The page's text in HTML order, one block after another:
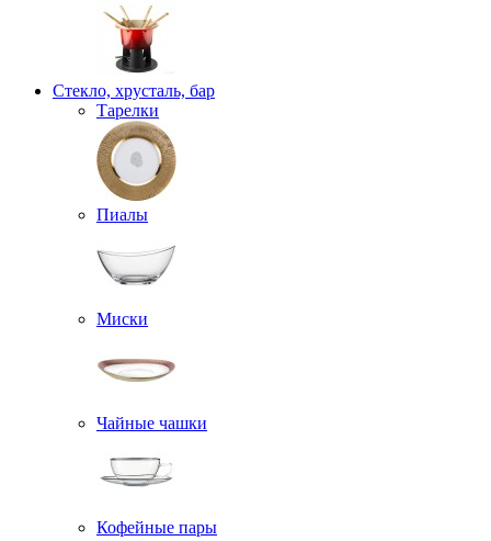
Стекло, хрусталь, бар
Тарелки
Пиалы
Миски
Чайные чашки
Кофейные пары